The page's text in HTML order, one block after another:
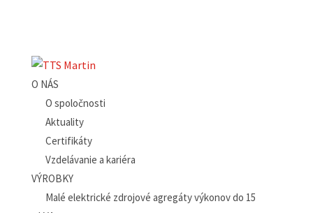
O NÁS
O spoločnosti
Aktuality
Certifikáty
Vzdelávanie a kariéra
VÝROBKY
Malé elektrické zdrojové agregáty výkonov do 15